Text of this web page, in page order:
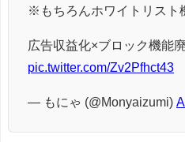
※もちろんホワイトリスト
広告収益化×ブロック機能
pic.twitter.com/Zv2Pfhct43
— もにゃ (@Monyaizumi)